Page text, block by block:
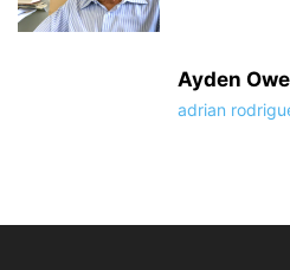
Ayden
adrian